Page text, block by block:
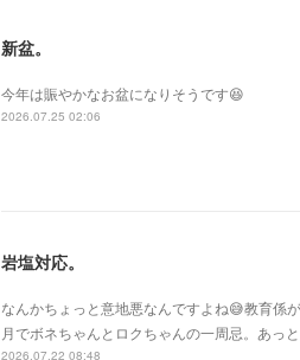
新盆。
今年は賑やかなお盆になりそうです😆
2026.07.25 02:06
岩塩対応。
なんかちょっと意地悪なんですよね😅教育係
月でボネちゃんとロクちゃんの一周忌。あっ
2026.07.22 08:48